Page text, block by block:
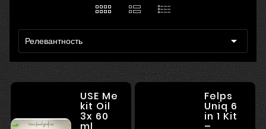
Релевантность 
USE Me
kit Oil
3x 60
Felps
Uniq 6
in 1 Kit